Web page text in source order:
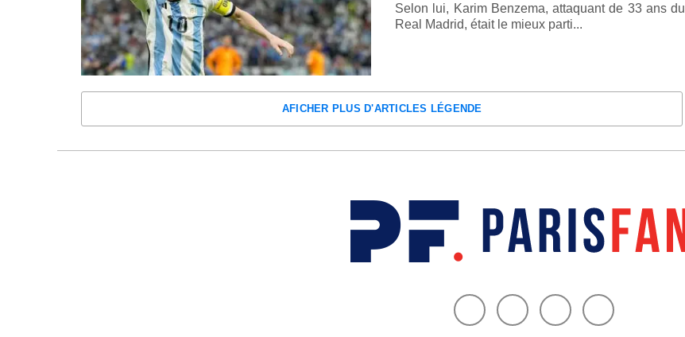
Selon lui, Karim Benzema, attaquant de 33 ans du
Real Madrid, était le mieux parti...
AFICHER PLUS D'ARTICLES LÉGENDE